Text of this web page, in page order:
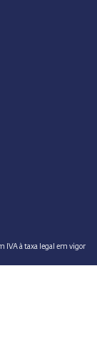
IVA à taxa legal em vigor